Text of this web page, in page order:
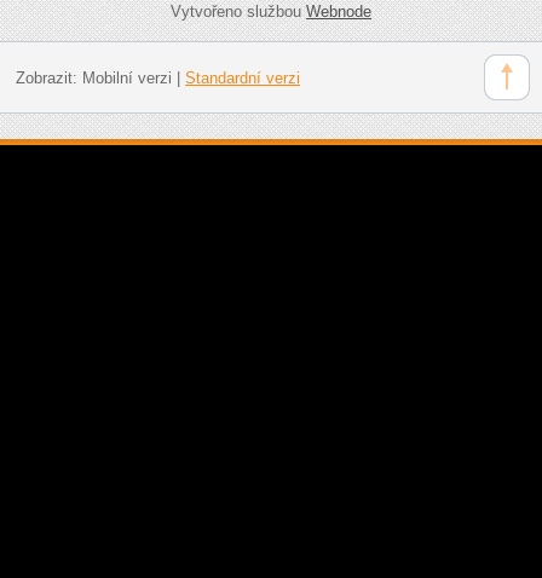
Vytvořeno službouWebnode
Zobrazit: Mobilní verzi Standardní verzi